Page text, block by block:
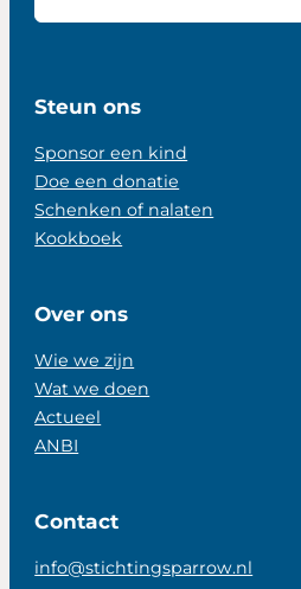
Steun ons
Sponsor een kind
Doe een donatie
Schenken of nalaten
Kookboek
Over ons
Wie we zijn
Wat we doen
Actueel
ANBI
Contact
info@stichtingsparrow.nl